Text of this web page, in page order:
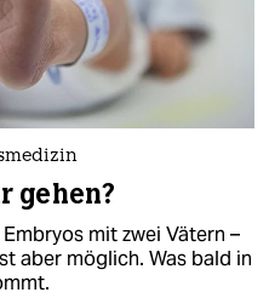
gehen?
mit zwei Vätern –
aber möglich. Was bald in